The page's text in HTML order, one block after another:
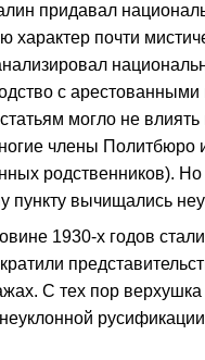
придавал
характер почти
с арестованными
могло не влиять
члены Политбюро
родственников).
пункту вычищались
1930-х годов
С тех пор верхушка